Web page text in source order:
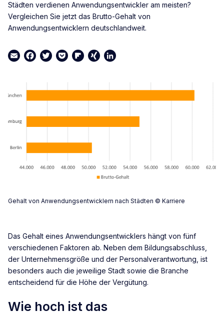
Städten verdienen Anwendungsentwickler am meisten?
Vergleichen Sie jetzt das Brutto-Gehalt von
Anwendungsentwicklern deutschlandweit.
EmailFacebook
TwitterPocketFlipboard
XINGLinkedIn
Gehalt von Anwendungsentwicklern nach Städten © Karriere
Das Gehalt eines Anwendungsentwicklers hängt von fünf
verschiedenen Faktoren ab. Neben dem Bildungsabschluss,
der Unternehmensgröße und der Personalverantwortung, ist
besonders auch die jeweilige Stadt sowie die Branche
entscheidend für die Höhe der Vergütung.
Wie hoch ist das